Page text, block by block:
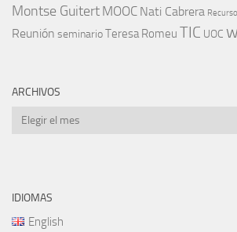
Montse Guitert MOOC Nati Cabrera
Reunión seminarioTeresa Romeu TIC UOC
ARCHIVOS
Archivos
IDIOMAS
English